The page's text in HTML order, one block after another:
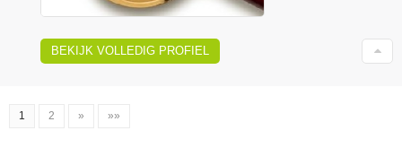
BEKIJK VOLLEDIG PROFIEL
1 2 » »»